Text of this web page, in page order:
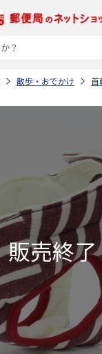
散歩・おでかけ 首